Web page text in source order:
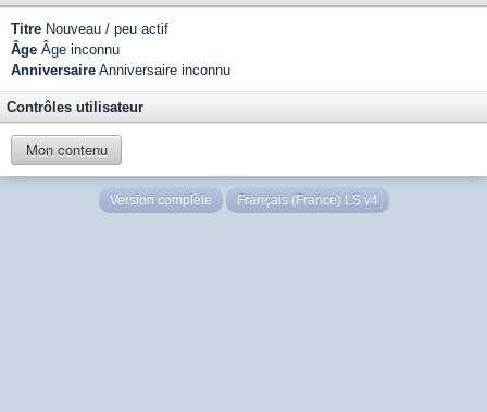
Titre Nouveau / peu actif
Âge Âge inconnu
Anniversaire Anniversaire inconnu
Contrôles utilisateur
Mon contenu
Version complète Français (France) LS v4